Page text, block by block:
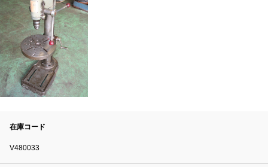
在庫コード
V480033